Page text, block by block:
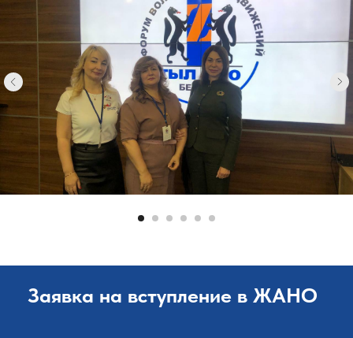
Заявка на вступление в ЖАНО